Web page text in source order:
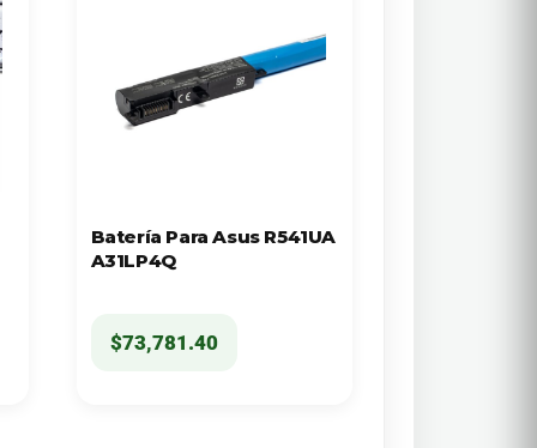
Batería Para Asus R541UA
A31LP4Q
$73,781.40